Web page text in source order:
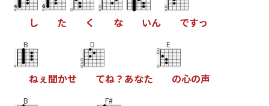
し た く な いん ですっ
B
ねぇ聞かせ
D
てね？ あなた
E
の心の声
B F#